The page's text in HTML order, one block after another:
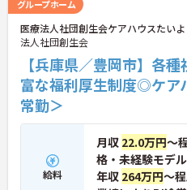
グループホーム
医療法人社団創生会ケアハウスたい
法人社団創生会
【兵庫県／豊岡市】各
富な福利厚生制度◎ケア
常勤＞
給料
月収 22.0万円～
格・未経験モデル
年収 264万円～